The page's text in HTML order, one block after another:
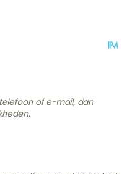
of e-mail, dan